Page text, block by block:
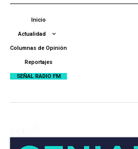
Inicio
Actualidad
Columnas de Opinión
Reportajes
SEÑAL RADIO FM